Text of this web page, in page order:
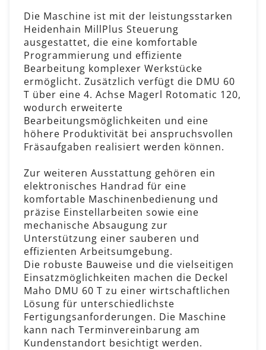
Die Maschine ist mit der leistungsstarken
Heidenhain MillPlus Steuerung
ausgestattet, die eine komfortable
Programmierung und effiziente
Bearbeitung komplexer Werkstücke
ermöglicht. Zusätzlich verfügt die DMU 60
T über eine 4. Achse Magerl Rotomatic 120,
wodurch erweiterte
Bearbeitungsmöglichkeiten und eine
höhere Produktivität bei anspruchsvollen
Fräsaufgaben realisiert werden können.
Zur weiteren Ausstattung gehören ein
elektronisches Handrad für eine
komfortable Maschinenbedienung und
präzise Einstellarbeiten sowie eine
mechanische Absaugung zur
Unterstützung einer sauberen und
effizienten Arbeitsumgebung.
Die robuste Bauweise und die vielseitigen
Einsatzmöglichkeiten machen die Deckel
Maho DMU 60 T zu einer wirtschaftlichen
Lösung für unterschiedlichste
Fertigungsanforderungen. Die Maschine
kann nach Terminvereinbarung am
Kundenstandort besichtigt werden.